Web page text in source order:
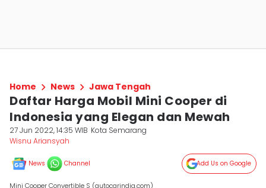
Home News Jawa Tengah
Daftar Harga Mobil Mini Cooper di
Indonesia yang Elegan dan Mewah
27 Jun 2022, 14:35 WIB Kota Semarang
Wisnu Ariansyah
News Channel Add Us on Google
Mini Cooper Convertible S (autocarindia.com)